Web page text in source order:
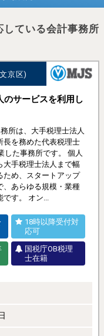
ている会計事務所
京区)
のサービスを利用し
所は、大手税理士法人
長を務めた代表税理士
した事務所です。 個人
大手税理士法人まで幅
ため、スタートアップ
、あらゆる規模・業種
です。 オン...
18時以降受付対
応可
国税庁OB税理
士在籍